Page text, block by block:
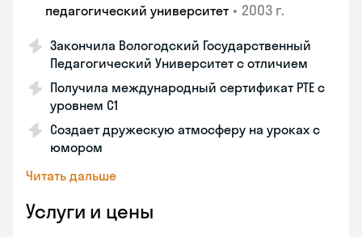
педагогический университет • 2003 г.
Закончила Вологодский Государственный
Педагогический Университет с отличием
Получила международный сертификат PTE с
уровнем C1
Создает дружескую атмосферу на уроках с
юмором
Читать дальше
Услуги и цены